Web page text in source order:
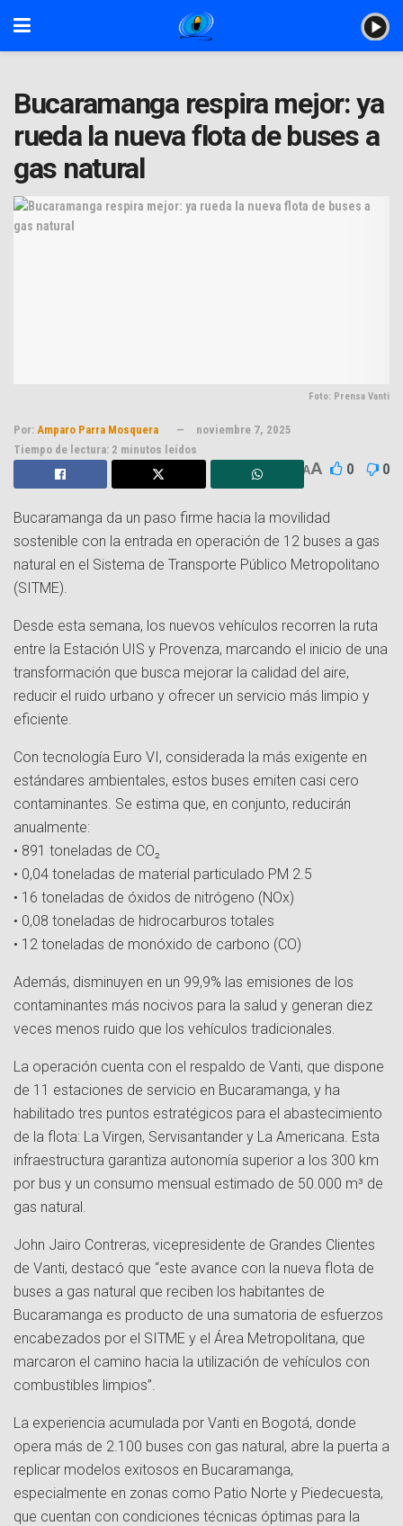
Bucaramanga respira mejor: ya
rueda la nueva flota de buses a
gas natural
Foto: Prensa Vanti
Por: Amparo Parra Mosquera
noviembre 7, 2025
Tiempo de lectura: 2 minutos leídos
AA 0 0
Bucaramanga da un paso firme hacia la movilidad
sostenible con la entrada en operación de 12 buses a gas
natural en el Sistema de Transporte Público Metropolitano
(SITME).
Desde esta semana, los nuevos vehículos recorren la ruta
entre la Estación UIS y Provenza, marcando el inicio de una
transformación que busca mejorar la calidad del aire,
reducir el ruido urbano y ofrecer un servicio más limpio y
eficiente.
Con tecnología Euro VI, considerada la más exigente en
estándares ambientales, estos buses emiten casi cero
contaminantes. Se estima que, en conjunto, reducirán
anualmente:
• 891 toneladas de CO₂
• 0,04 toneladas de material particulado PM 2.5
• 16 toneladas de óxidos de nitrógeno (NOx)
• 0,08 toneladas de hidrocarburos totales
• 12 toneladas de monóxido de carbono (CO)
Además, disminuyen en un 99,9% las emisiones de los
contaminantes más nocivos para la salud y generan diez
veces menos ruido que los vehículos tradicionales.
La operación cuenta con el respaldo de Vanti, que dispone
de 11 estaciones de servicio en Bucaramanga, y ha
habilitado tres puntos estratégicos para el abastecimiento
de la flota: La Virgen, Servisantander y La Americana. Esta
infraestructura garantiza autonomía superior a los 300 km
por bus y un consumo mensual estimado de 50.000 m³ de
gas natural.
John Jairo Contreras, vicepresidente de Grandes Clientes
de Vanti, destacó que “este avance con la nueva flota de
buses a gas natural que reciben los habitantes de
Bucaramanga es producto de una sumatoria de esfuerzos
encabezados por el SITME y el Área Metropolitana, que
marcaron el camino hacia la utilización de vehículos con
combustibles limpios”.
La experiencia acumulada por Vanti en Bogotá, donde
opera más de 2.100 buses con gas natural, abre la puerta a
replicar modelos exitosos en Bucaramanga,
especialmente en zonas como Patio Norte y Piedecuesta,
que cuentan con condiciones técnicas óptimas para la